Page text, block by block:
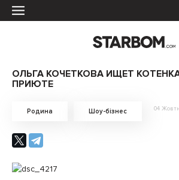
ОЛЬГА КОЧЕТКОВА ИЩЕТ
ПРИЮТЕ
Родина Шоу-бізнес 04